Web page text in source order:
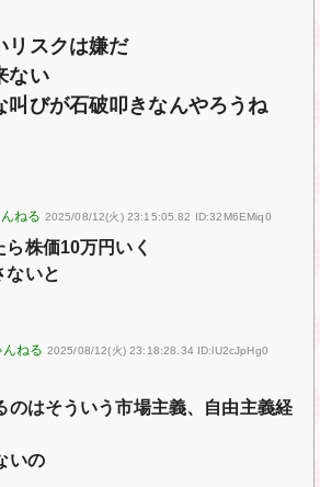
リスクは嫌だ
ない
叫びが石破叩きなんやろうね
2025/08/12(火) 23:15:05.82 ID:32M6EMiq0
株価10万円いく
ないと
2025/08/12(火) 23:18:28.34 ID:lU2cJpHg0
のはそういう市場主義、自由主義経
いの